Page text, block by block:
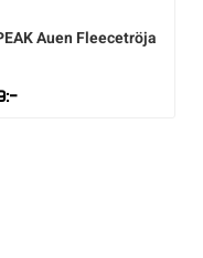
Auen Fleecetröja
:-